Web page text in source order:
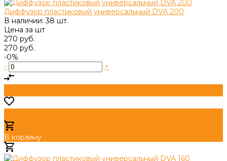
Диффузор пластиковый универсальный DVA 200
В наличии: 38 шт.
Цена за шт
270 руб.
270 руб.
-0%
-
+
В корзину